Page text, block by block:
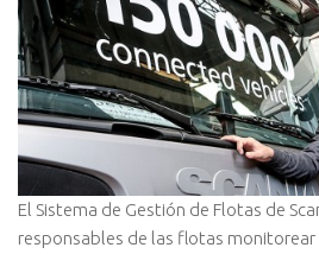
El Sistema de Gestión de Flotas de
responsables de las flotas monitorear